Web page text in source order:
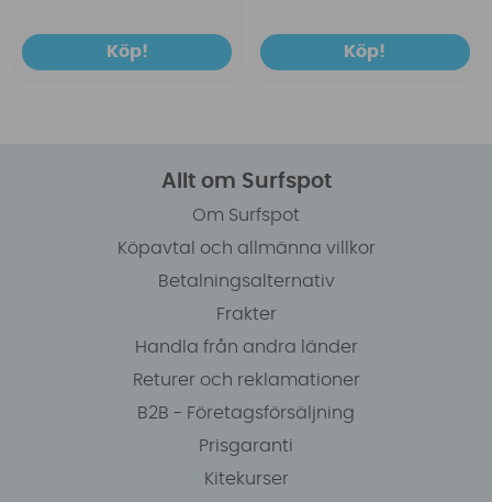
Köp! Köp!
Allt om Surfspot
Om Surfspot
Köpavtal och allmänna villkor
Betalningsalternativ
Frakter
Handla från andra länder
Returer och reklamationer
B2B - Företagsförsäljning
Prisgaranti
Kitekurser